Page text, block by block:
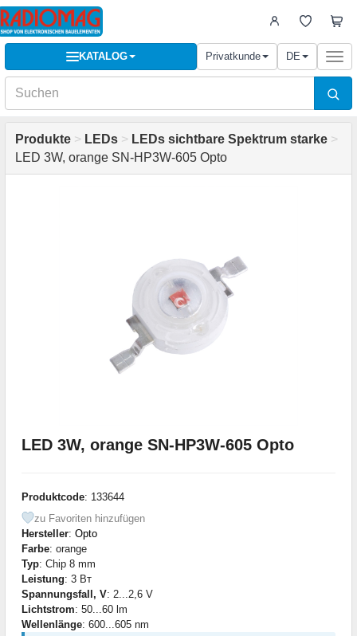
KATALOG Privatkunde DE
Produkte > LEDs > LEDs sichtbare Spektrum starke >
LED 3W, orange SN-HP3W-605 Opto
LED 3W, orange SN-HP3W-605 Opto
Produktcode: 133644
zu Favoriten hinzufügen
Hersteller: Opto
Farbe: orange
Typ: Chip 8 mm
Leistung: 3 Вт
Spannungsfall, V: 2...2,6 V
Lichtstrom: 50...60 lm
Wellenlänge: 600...605 nm